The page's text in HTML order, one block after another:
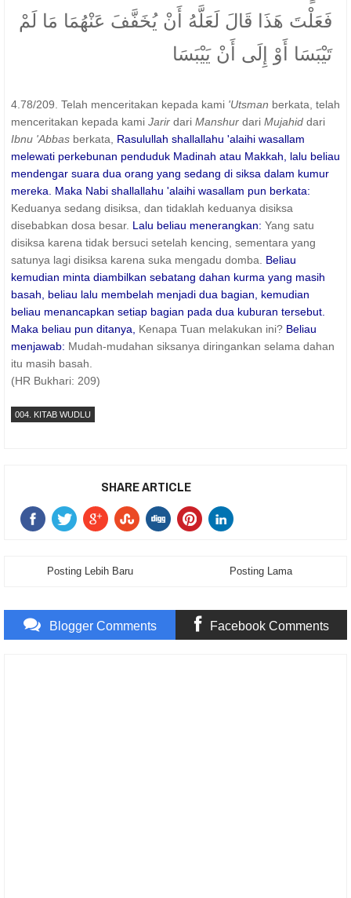
فَعَلْتَ هَذَا قَالَ لَعَلَّهُ أَنْ يُخَفَّفَ عَنْهُمَا مَا لَمْ
تَيْبَسَا أَوْ إِلَى أَنْ يَيْبَسَا
4.78/209. Telah menceritakan kepada kami 'Utsman berkata, telah
menceritakan kepada kami Jarir dari Manshur dari Mujahid dari
Ibnu 'Abbas berkata, Rasulullah shallallahu 'alaihi wasallam
melewati perkebunan penduduk Madinah atau Makkah, lalu beliau
mendengar suara dua orang yang sedang di siksa dalam kumur
mereka. Maka Nabi shallallahu 'alaihi wasallam pun berkata:
Keduanya sedang disiksa, dan tidaklah keduanya disiksa
disebabkan dosa besar. Lalu beliau menerangkan: Yang satu
disiksa karena tidak bersuci setelah kencing, sementara yang
satunya lagi disiksa karena suka mengadu domba.
Beliau
kemudian minta diambilkan sebatang dahan kurma yang masih
basah, beliau lalu membelah menjadi dua bagian, kemudian
beliau menancapkan setiap bagian pada dua kuburan tersebut.
Maka beliau pun ditanya, Kenapa Tuan melakukan ini? Beliau
menjawab: Mudah-mudahan siksanya diringankan selama dahan
itu masih basah.
(HR Bukhari: 209)
004. KITAB WUDLU
SHARE ARTICLE
Posting Lebih Baru Posting Lama
Blogger Comments Facebook Comments